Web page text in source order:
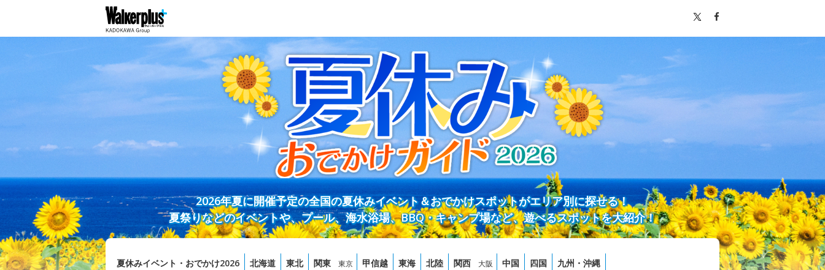
2026年夏に開催予定の全国の夏休みイベント＆おでかけスポットがエリア別に探せる！
夏祭りなどのイベントや、プール、海水浴場、BBQ・キャンプ場など、遊べるスポットを大紹介！
夏休みイベント・おでかけ2026 北海道 東北 関東 東京 甲信越 東海 北陸 関西 大阪 中国 四国 九州・沖縄